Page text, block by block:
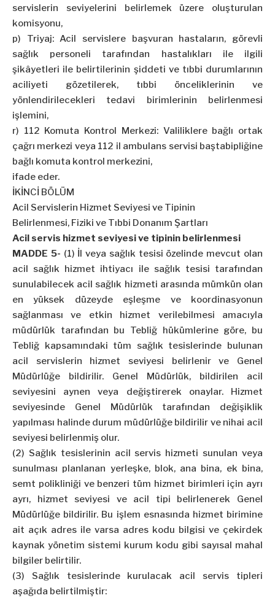
servislerin seviyelerini belirlemek üzere oluşturulan
komisyonu,
p) Triyaj: Acil servislere başvuran hastaların, görevli
sağlık personeli tarafından hastalıkları ile ilgili
şikâyetleri ile belirtilerinin şiddeti ve tıbbi durumlarının
aciliyeti gözetilerek, tıbbi önceliklerinin ve
yönlendirilecekleri tedavi birimlerinin belirlenmesi
işlemini,
r) 112 Komuta Kontrol Merkezi: Valiliklere bağlı ortak
çağrı merkezi veya 112 il ambulans servisi baştabipliğine
bağlı komuta kontrol merkezini,
ifade eder.
İKİNCİ BÖLÜM
Acil Servislerin Hizmet Seviyesi ve Tipinin
Belirlenmesi, Fiziki ve Tıbbi Donanım Şartları
Acil servis hizmet seviyesi ve tipinin belirlenmesi
MADDE 5- (1) İl veya sağlık tesisi özelinde mevcut olan
acil sağlık hizmet ihtiyacı ile sağlık tesisi tarafından
sunulabilecek acil sağlık hizmeti arasında mümkün olan
en yüksek düzeyde eşleşme ve koordinasyonun
sağlanması ve etkin hizmet verilebilmesi amacıyla
müdürlük tarafından bu Tebliğ hükümlerine göre, bu
Tebliğ kapsamındaki tüm sağlık tesislerinde bulunan
acil servislerin hizmet seviyesi belirlenir ve Genel
Müdürlüğe bildirilir. Genel Müdürlük, bildirilen acil
seviyesini aynen veya değiştirerek onaylar. Hizmet
seviyesinde Genel Müdürlük tarafından değişiklik
yapılması halinde durum müdürlüğe bildirilir ve nihai acil
seviyesi belirlenmiş olur.
(2) Sağlık tesislerinin acil servis hizmeti sunulan veya
sunulması planlanan yerleşke, blok, ana bina, ek bina,
semt polikliniği ve benzeri tüm hizmet birimleri için ayrı
ayrı, hizmet seviyesi ve acil tipi belirlenerek Genel
Müdürlüğe bildirilir. Bu işlem esnasında hizmet birimine
ait açık adres ile varsa adres kodu bilgisi ve çekirdek
kaynak yönetim sistemi kurum kodu gibi sayısal mahal
bilgiler belirtilir.
(3) Sağlık tesislerinde kurulacak acil servis tipleri
aşağıda belirtilmiştir: